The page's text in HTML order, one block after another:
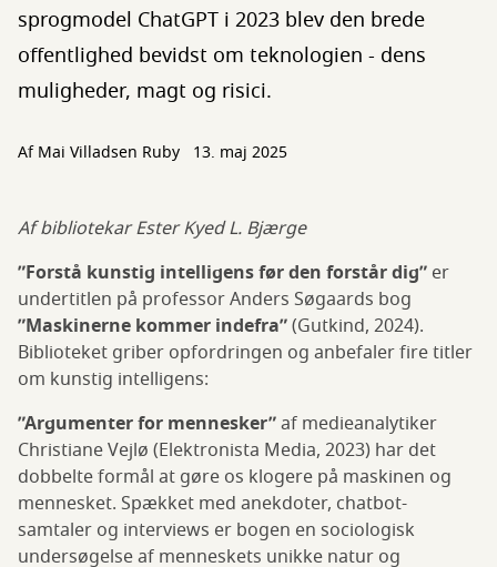
sprogmodel ChatGPT i 2023 blev den brede
offentlighed bevidst om teknologien - dens
muligheder, magt og risici.
AfMai Villadsen Ruby 13. maj 2025
Af bibliotekar Ester Kyed L. Bjærge
”Forstå kunstig intelligens før den forstår dig” er
undertitlen på professor Anders Søgaards bog
”Maskinerne kommer indefra”(Gutkind, 2024).
Biblioteket griber opfordringen og anbefaler fire titler
om kunstig intelligens:
”Argumenter for mennesker”af medieanalytiker
Christiane Vejlø (Elektronista Media, 2023) har det
dobbelte formål at gøre os klogere på maskinen og
mennesket. Spækket med anekdoter, chatbot-
samtaler og interviews er bogen en sociologisk
undersøgelse af menneskets unikke natur og